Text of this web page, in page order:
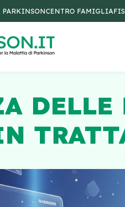
PARKINSONCENTRO FAMIGLIA